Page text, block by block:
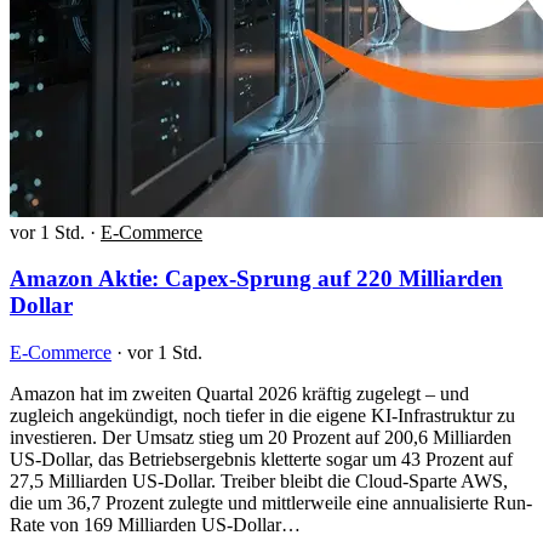
vor 1 Std. · E-Commerce
Amazon Aktie: Capex-Sprung auf 220 Milliarden
Dollar
E-Commerce · vor 1 Std.
Amazon hat im zweiten Quartal 2026 kräftig zugelegt – und
zugleich angekündigt, noch tiefer in die eigene KI-Infrastruktur zu
investieren. Der Umsatz stieg um 20 Prozent auf 200,6 Milliarden
US-Dollar, das Betriebsergebnis kletterte sogar um 43 Prozent auf
27,5 Milliarden US-Dollar. Treiber bleibt die Cloud-Sparte AWS,
die um 36,7 Prozent zulegte und mittlerweile eine annualisierte Run-
Rate von 169 Milliarden US-Dollar…